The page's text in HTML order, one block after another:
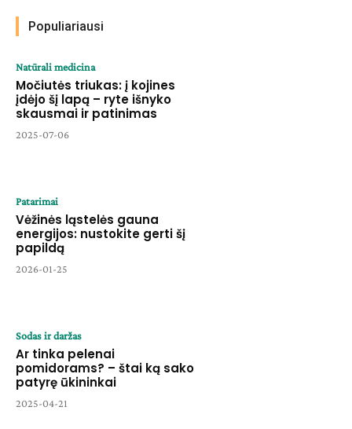
Populiariausi
Natūrali medicina
Močiutės triukas: į kojines
įdėjo šį lapą – ryte išnyko
skausmai ir patinimas
2025-07-06
Patarimai
Vėžinės ląstelės gauna
energijos: nustokite gerti šį
papildą
2026-01-25
Sodas ir daržas
Ar tinka pelenai
pomidorams? – štai ką sako
patyrę ūkininkai
2025-04-21